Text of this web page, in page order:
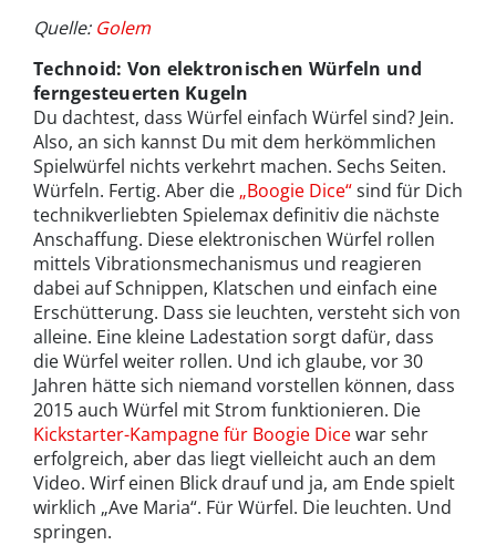
Quelle: Golem
Technoid: Von elektronischen Würfeln und
ferngesteuerten Kugeln
Du dachtest, dass Würfel einfach Würfel sind? Jein.
Also, an sich kannst Du mit dem herkömmlichen
Spielwürfel nichts verkehrt machen. Sechs Seiten.
Würfeln. Fertig. Aber die „Boogie Dice“sind für Dich
technikverliebten Spielemax definitiv die nächste
Anschaffung. Diese elektronischen Würfel rollen
mittels Vibrationsmechanismus und reagieren
dabei auf Schnippen, Klatschen und einfach eine
Erschütterung. Dass sie leuchten, versteht sich von
alleine. Eine kleine Ladestation sorgt dafür, dass
die Würfel weiter rollen. Und ich glaube, vor 30
Jahren hätte sich niemand vorstellen können, dass
2015 auch Würfel mit Strom funktionieren. Die
Kickstarter-Kampagne für Boogie Dicewar sehr
erfolgreich, aber das liegt vielleicht auch an dem
Video. Wirf einen Blick drauf und ja, am Ende spielt
wirklich „Ave Maria“. Für Würfel. Die leuchten. Und
springen.